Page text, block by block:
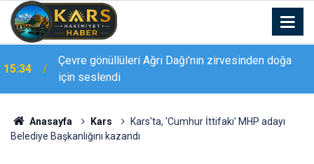
15:26
Malatya Kültür Yolu Festivali, geleneksel sanatları
odağına alan etkinliklerle başladı
Anasayfa Kars
Kars'ta, 'Cumhur İttifakı' MHP adayı
Belediye Başkanlığını kazandı